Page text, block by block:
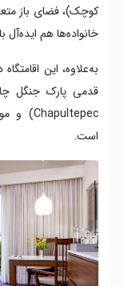
کوچک)، فضای باز
خانواده‌ها هم ایده‌آل
به‌علاوه، این
است.